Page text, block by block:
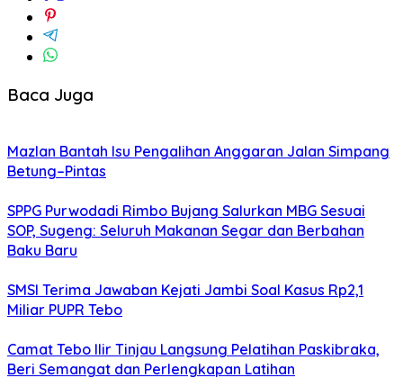
Baca Juga
Mazlan Bantah Isu Pengalihan Anggaran Jalan Simpang
Betung–Pintas
SPPG Purwodadi Rimbo Bujang Salurkan MBG Sesuai
SOP, Sugeng: Seluruh Makanan Segar dan Berbahan
Baku Baru
SMSI Terima Jawaban Kejati Jambi Soal Kasus Rp2,1
Miliar PUPR Tebo
Camat Tebo Ilir Tinjau Langsung Pelatihan Paskibraka,
Beri Semangat dan Perlengkapan Latihan